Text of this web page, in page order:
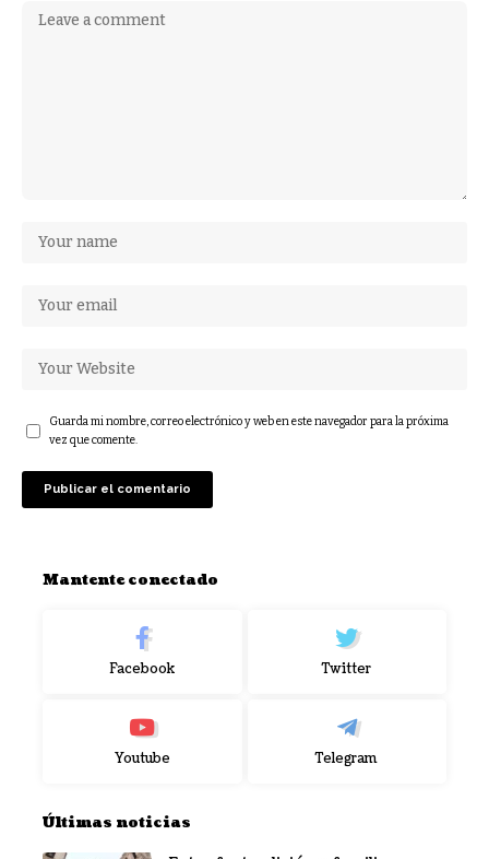
Guarda mi nombre, correo electrónico y web en este navegador para la próxima
vez que comente.
Mantente conectado
Facebook Twitter
Youtube Telegram
Últimas noticias